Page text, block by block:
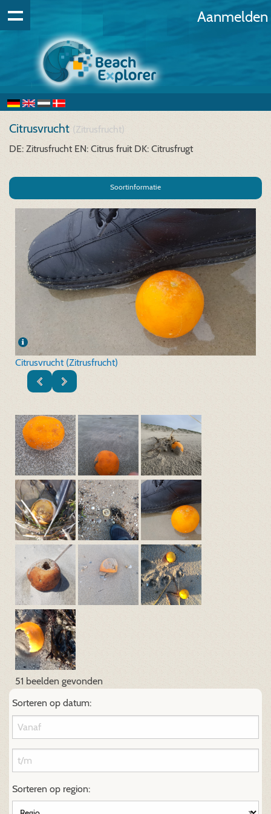
Aanmelden
Citrusvrucht (Zitrusfrucht)
DE: Zitrusfrucht EN: Citrus fruit DK: Citrusfrugt
Soortinformatie
Citrusvrucht (Zitrusfrucht)
51 beelden gevonden
Sorteren op datum:
Sorteren op region: